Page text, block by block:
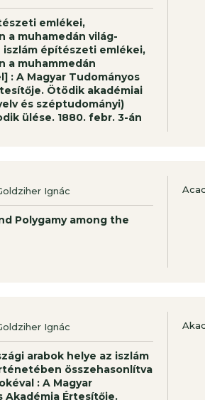
emlékei,
a muhamedán világ-
építészeti emlékei,
a muhammedán
: A Magyar Tudományos
Ötödik akadémiai
és széptudományi)
ülése. 1880. febr. 3-án
Ignác
Polygamy among the
Ignác
arabok helye az iszlám
összehasonlítva
: A Magyar
Akadémia Értesítője.